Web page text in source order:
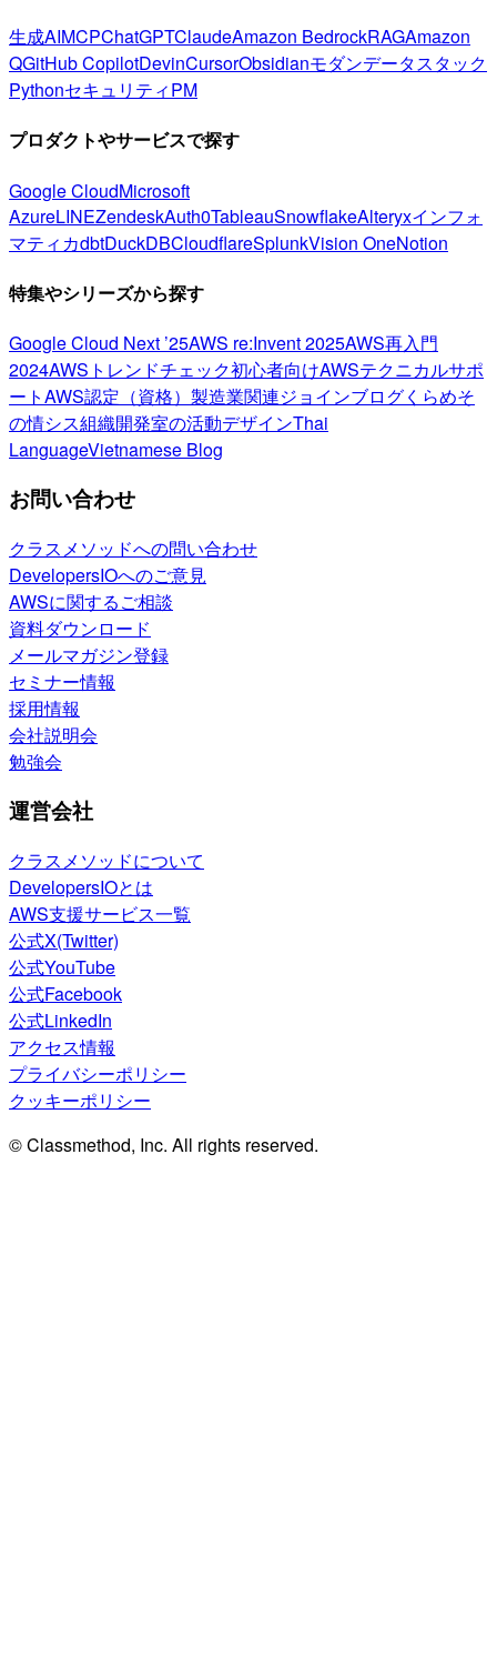
生成AIMCPChatGPTClaudeAmazon BedrockRAGAmazon
QGitHub CopilotDevinCursorObsidianモダンデータスタック
PythonセキュリティPM
プロダクトやサービスで探す
Google CloudMicrosoft
AzureLINEZendeskAuth0TableauSnowflakeAlteryxインフォ
マティカdbtDuckDBCloudflareSplunkVision OneNotion
特集やシリーズから探す
Google Cloud Next ’25AWS re:Invent 2025AWS再入門
2024AWSトレンドチェック初心者向けAWSテクニカルサポ
ートAWS認定（資格） 製造業関連ジョインブログくらめそ
の情シス組織開発室の活動デザインThai
LanguageVietnamese Blog
お問い合わせ
クラスメソッドへの問い合わせ
DevelopersIOへのご意見
AWSに関するご相談
資料ダウンロード
メールマガジン登録
セミナー情報
採用情報
会社説明会
勉強会
運営会社
クラスメソッドについて
DevelopersIOとは
AWS支援サービス一覧
公式X(Twitter)
公式YouTube
公式Facebook
公式LinkedIn
アクセス情報
プライバシーポリシー
クッキーポリシー
© Classmethod, Inc. All rights reserved.